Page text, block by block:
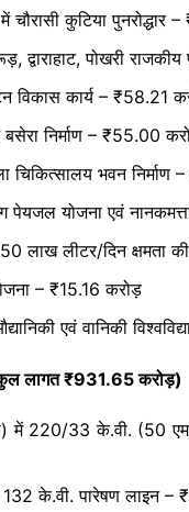
चौरासी कुटिया पुनरोद्धार
द्वाराहाट, पोखरी
विकास कार्य – ₹58.21
बसेरा निर्माण – ₹55.00
चिकित्सालय भवन
पेयजल योजना एवं
लाख लीटर/दिन क्षमता
– ₹15.16 करोड़
एवं वानिकी
(कुल लागत ₹931.65 करोड़)
में 220/33 के.वी. (50
के.वी. पारेषण लाइन –